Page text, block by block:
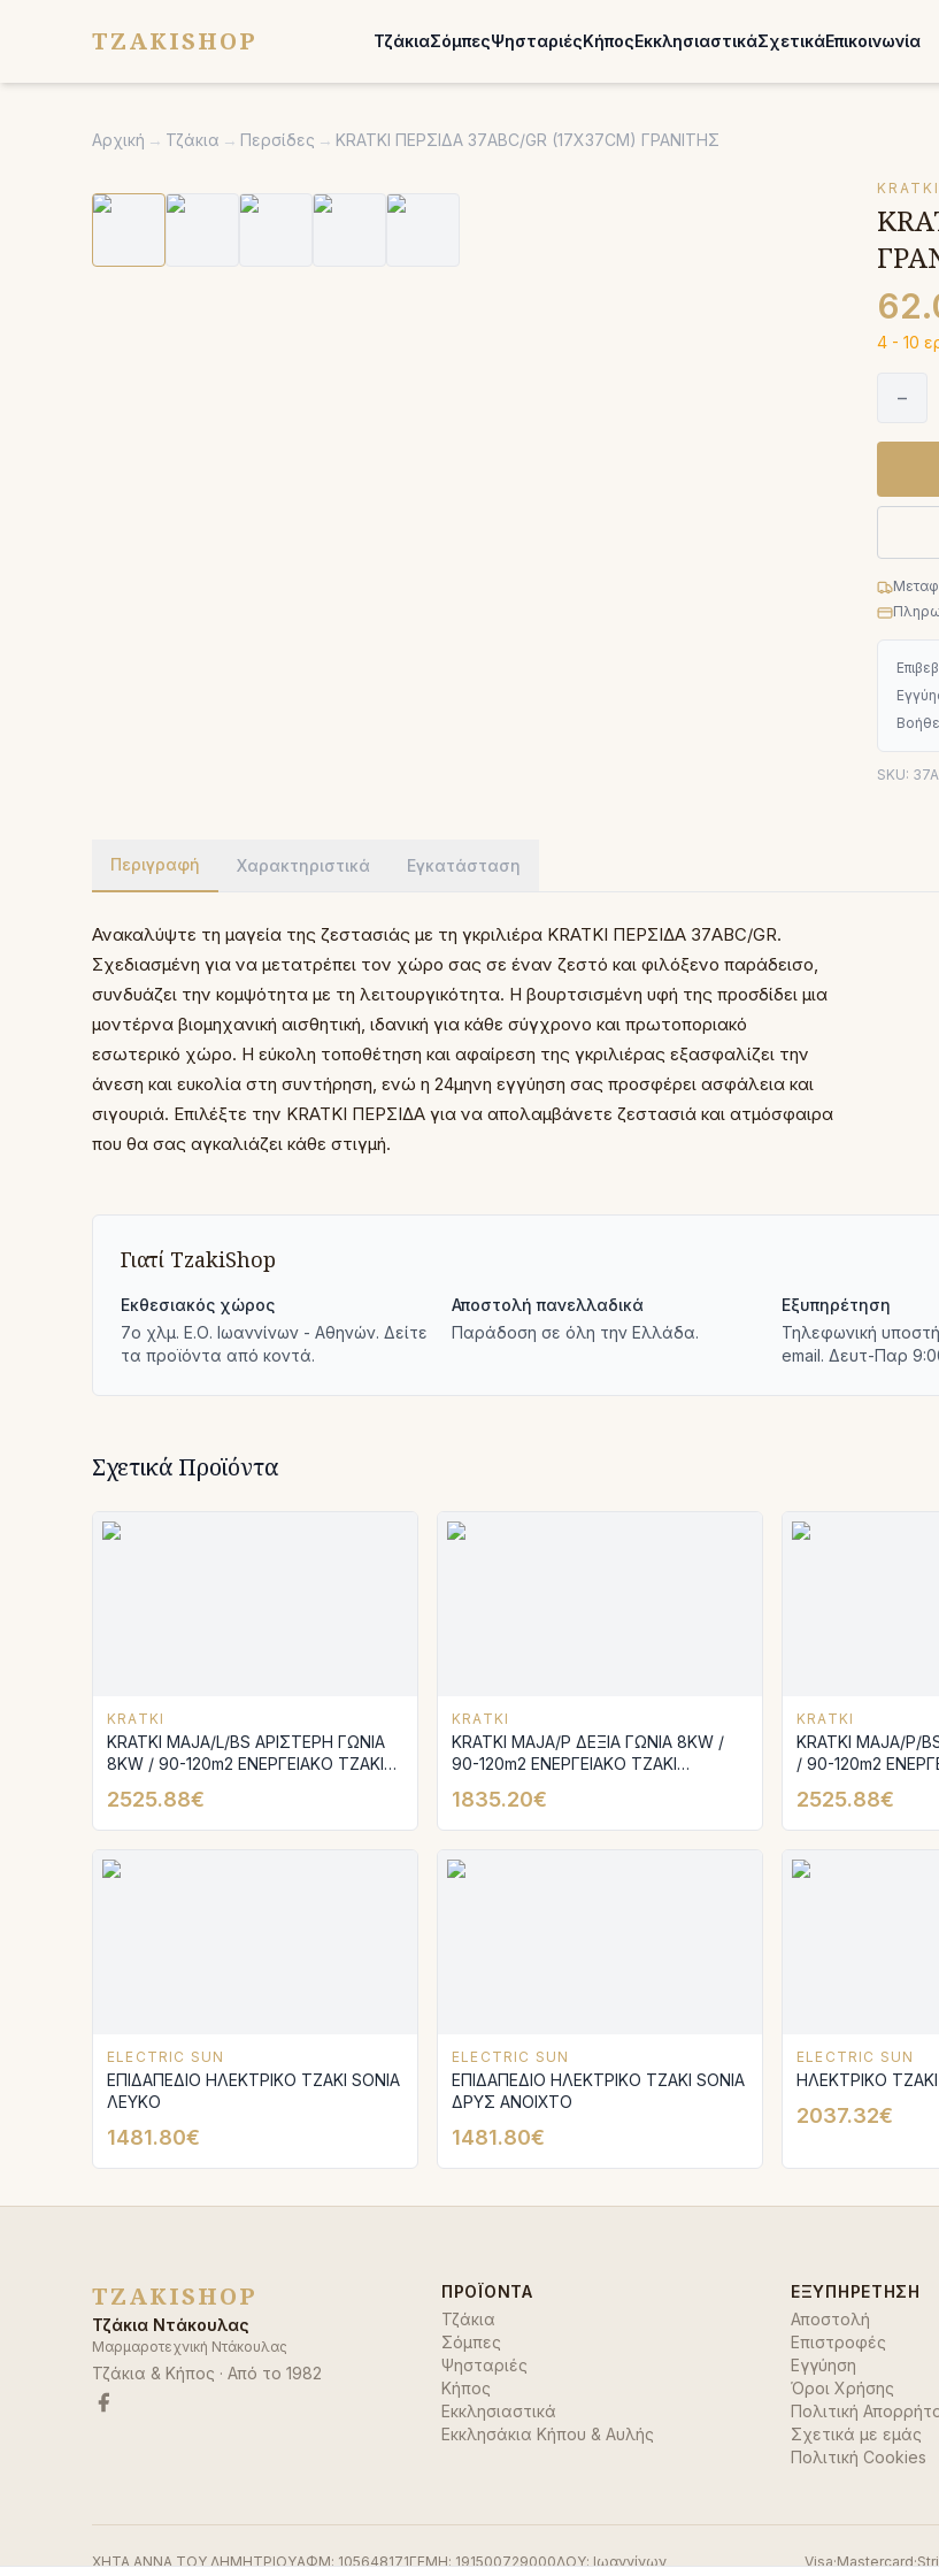
TZAKISHOP ΤζάκιαΣόμπεςΨησταριέςΚήποςΕκκλησιαστικάΣχετικάΕπικοινωνία
Αρχική → Τζάκια → Περσίδες → KRATKI ΠΕΡΣΙΔΑ 37ABC/GR (17X37CM) ΓΡΑΝΙΤΗΣ
KRATKI
4 - 10
−
SKU:
Περιγραφή Χαρακτηριστικά Εγκατάσταση
Ανακαλύψτε τη μαγεία της ζεστασιάς με τη γκριλιέρα KRATKI ΠΕΡΣΙΔΑ 37ABC/GR.
Σχεδιασμένη για να μετατρέπει τον χώρο σας σε έναν ζεστό και φιλόξενο παράδεισο,
συνδυάζει την κομψότητα με τη λειτουργικότητα. Η βουρτσισμένη υφή της προσδίδει μια
μοντέρνα βιομηχανική αισθητική, ιδανική για κάθε σύγχρονο και πρωτοποριακό
εσωτερικό χώρο. Η εύκολη τοποθέτηση και αφαίρεση της γκριλιέρας εξασφαλίζει την
άνεση και ευκολία στη συντήρηση, ενώ η 24μηνη εγγύηση σας προσφέρει ασφάλεια και
σιγουριά. Επιλέξτε την KRATKI ΠΕΡΣΙΔΑ για να απολαμβάνετε ζεστασιά και ατμόσφαιρα
που θα σας αγκαλιάζει κάθε στιγμή.
Γιατί TzakiShop
Εκθεσιακός χώρος
7ο χλμ. Ε.Ο. Ιωαννίνων - Αθηνών. Δείτε
τα προϊόντα από κοντά.
Αποστολή πανελλαδικά
Παράδοση σε όλη την Ελλάδα.
Εξυπηρέτηση
Τηλεφωνική
email. Δευτ-Παρ
Σχετικά Προϊόντα
KRATKI
KRATKI MAJA/L/BS ΑΡΙΣΤΕΡΗ ΓΩΝΙΑ
8KW / 90-120m2 ΕΝΕΡΓΕΙΑΚΟ ΤΖΑΚΙ
ΠΟΡΤΑ
2525.88€
KRATKI
KRATKI MAJA/P ΔΕΞΙΑ ΓΩΝΙΑ 8KW /
90-120m2 ΕΝΕΡΓΕΙΑΚΟ ΤΖΑΚΙ
1835.20€
KRATKI
KRATKI MAJA/P/
/ 90-120m2
ΑΝΟΙΓΟΜΕΝΗ
2525.88€
ELECTRIC SUN
ΕΠΙΔΑΠΕΔΙΟ ΗΛΕΚΤΡΙΚΟ ΤΖΑΚΙ SONIA
ΛΕΥΚΟ
1481.80€
ELECTRIC SUN
ΕΠΙΔΑΠΕΔΙΟ ΗΛΕΚΤΡΙΚΟ ΤΖΑΚΙ SONIA
ΔΡΥΣ ΑΝΟΙΧΤΟ
1481.80€
ELECTRIC SUN
ΗΛΕΚΤΡΙΚΟ ΤΖΑΚΙ
2037.32€
TZAKISHOP
Τζάκια Ντάκουλας
Μαρμαροτεχνική Ντάκουλας
Τζάκια & Κήπος · Από το 1982
ΠΡΟΪΌΝΤΑ
Τζάκια
Σόμπες
Ψησταριές
Κήπος
Εκκλησιαστικά
Εκκλησάκια Κήπου & Αυλής
ΕΞΥΠΗΡΈΤΗΣΗ
Αποστολή
Επιστροφές
Εγγύηση
Όροι Χρήσης
Πολιτική
Σχετικά με εμάς
Πολιτική Cookies
ΧΗΤΑ ΑΝΝΑ ΤΟΥ ΔΗΜΗΤΡΙΟΥΑΦΜ: 105648171ΓΕΜΗ: 191500729000ΔΟΥ: Ιωαννίνων Visa·Mastercard·